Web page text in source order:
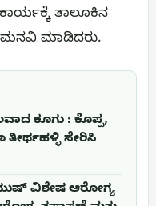
ತಾಲೂಕಿನ
ಮನವಿ ಮಾಡಿದರು.
ಕೂಗು : ಕೊಪ್ಪ,
ತೀರ್ಥಹಳ್ಳಿ ಸೇರಿಸಿ
ವಿಶೇಷ ಆರೋಗ್ಯ